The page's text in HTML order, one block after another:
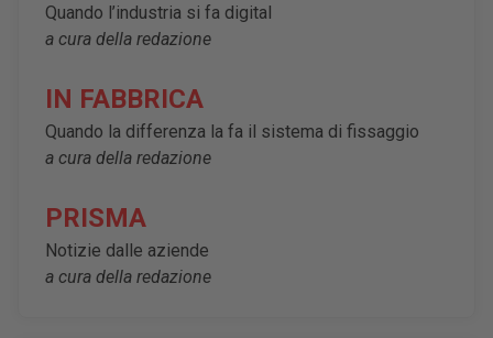
Quando l’industria si fa digital
a cura della redazione
IN FABBRICA
Quando la differenza la fa il sistema di fissaggio
a cura della redazione
PRISMA
Notizie dalle aziende
a cura della redazione